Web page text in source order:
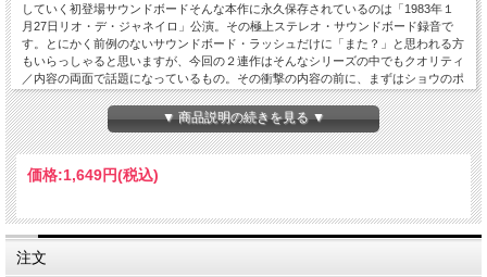
していく初登場サウンドボードそんな本作に永久保存されているのは「1983年１
月27日リオ・デ・ジャネイロ」公演。その極上ステレオ・サウンドボード録音で
す。とにかく前例のないサウンドボード・ラッシュだけに「また？」と思われる方
もいらっしゃると思いますが、今回の２連作はそんなシリーズの中でもクオリティ
／内容の両面で話題になっているもの。その衝撃の内容の前に、まずはショウのポ
ジション。当時の活動概要は同時リリースとなる『PORTO ALEGRE 1983 1ST
NIGHT SOUNDBOARD（Zodiac 845）』の解説に譲るとして、ここではVAN
HALEN史上唯一の南米ツアーが実現した1983年に絞ってコレクション整理してお
きましょう。1983年：“NO PROBLEM Tour”［ベネズエラ］・１月14日：カラカス
（初日）＊１月15日『CARACAS 1983 SOUNDBOARD』＊１月16日『CARACAS
1983 SOUNDBOARD（一部）』［ブラジル］＊１月21日『SAO PAULO 1983 1ST
ウロ（３日目）・１月26日：リオ・デ・ジャネイロ（初日）＊１月27日：リオ・
デ・ジャネイロ（２日目）←★本作★・１月29日：ベロオリゾンテ公演？＊２月１
日『PORTO ALEGRE 1983 1ST NIGHT SOUNDBOARD』・２月２日：ポルト・
アレグレ（２日目）？［ウルグアイ］・２月５日：ウルグアイ公演［アルゼンチ
▼ 商品説明の続きを見る ▼
価格:1,649円(税込)
注文